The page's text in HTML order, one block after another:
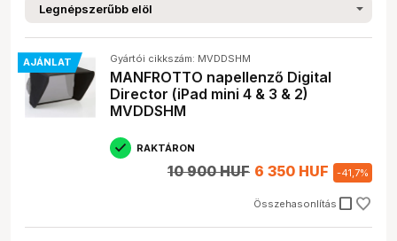
AJÁNLAT Gyártói cikkszám: MVDDSHM
MANFROTTO napellenző Digital
Director (iPad mini 4 & 3 & 2)
MVDDSHM
RAKTÁRON
Összehasonlítás check_box_outline_blank
10 900 HUF 6 350 HUF -41,7%